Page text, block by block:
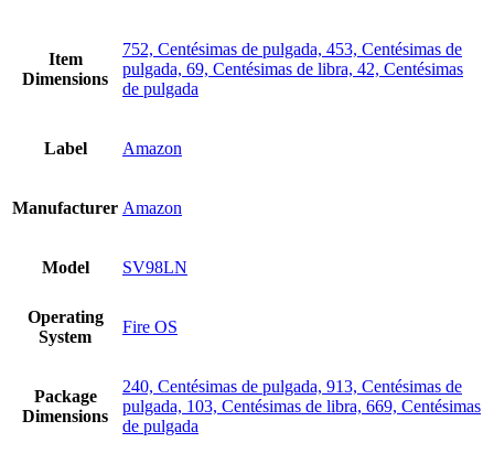
Item
Dimensions
752, Centésimas de pulgada, 453, Centésimas de
pulgada, 69, Centésimas de libra, 42, Centésimas
de pulgada
Label Amazon
Manufacturer Amazon
Model SV98LN
Operating
System
Fire OS
Package
Dimensions
240, Centésimas de pulgada, 913, Centésimas de
pulgada, 103, Centésimas de libra, 669, Centésimas
de pulgada